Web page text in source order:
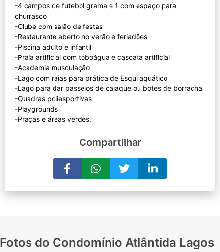
-4 campos de futebol grama e 1 com espaço para
churrasco
-Clube com salão de festas
-Restaurante aberto no verão e feriadões
-Piscina adulto e infantil
-Praia artificial com toboágua e cascata artificial
-Academia musculação
-Lago com raias para prática de Esqui aquático
-Lago para dar passeios de caiaque ou botes de borracha
-Quadras poliesportivas
-Playgrounds
Compartilhar
Fotos do Condomínio Atlântida Lagos